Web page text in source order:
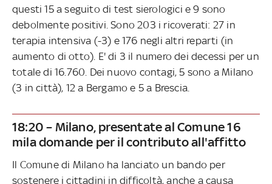
questi 15 a seguito di test sierologici e 9 sono
debolmente positivi. Sono 203 i ricoverati: 27 in
terapia intensiva (-3) e 176 negli altri reparti (in
aumento di otto). E' di 3 il numero dei decessi per un
totale di 16.760. Dei nuovo contagi, 5 sono a Milano
(3 in città), 12 a Bergamo e 5 a Brescia.
18:20 – Milano, presentate al Comune 16
mila domande per il contributo all'affitto
Il Comune di Milano ha lanciato un bando per
sostenere i cittadini in difficoltà, anche a causa